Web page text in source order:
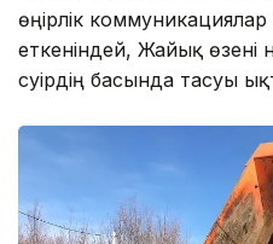
өңірлік
еткеніндей, Жайық
сәуірдің басында тасуы